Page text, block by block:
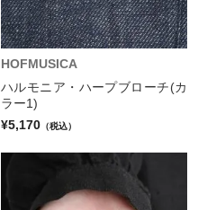
HOFMUSICA
ハルモニア・ハープブローチ(カ
ラー1)
¥5,170 （税込）